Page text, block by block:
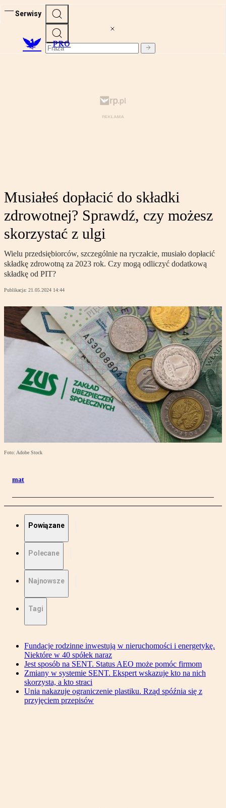
Serwisy
PRO
Musiałeś dopłacić do składki
zdrowotnej? Sprawdź, czy możesz
skorzystać z ulgi
Wielu przedsiębiorców, szczególnie na ryczałcie, musiało dopłacić
składkę zdrowotną za 2023 rok. Czy mogą odliczyć dodatkową
składkę od PIT?
Publikacja: 21.05.2024 14:44
Foto: Adobe Stock
mat
Powiązane
Polecane
Najnowsze
Tagi
Fundacje rodzinne inwestują w nieruchomości i energetykę.
Niektóre w 40 spółek naraz
Jest sposób na SENT. Status AEO może pomóc firmom
Zmiany w systemie SENT. Ekspert wskazuje kto na nich
skorzysta, a kto straci
Unia nakazuje ograniczenie plastiku. Rząd spóźnia się z
przyjęciem przepisów